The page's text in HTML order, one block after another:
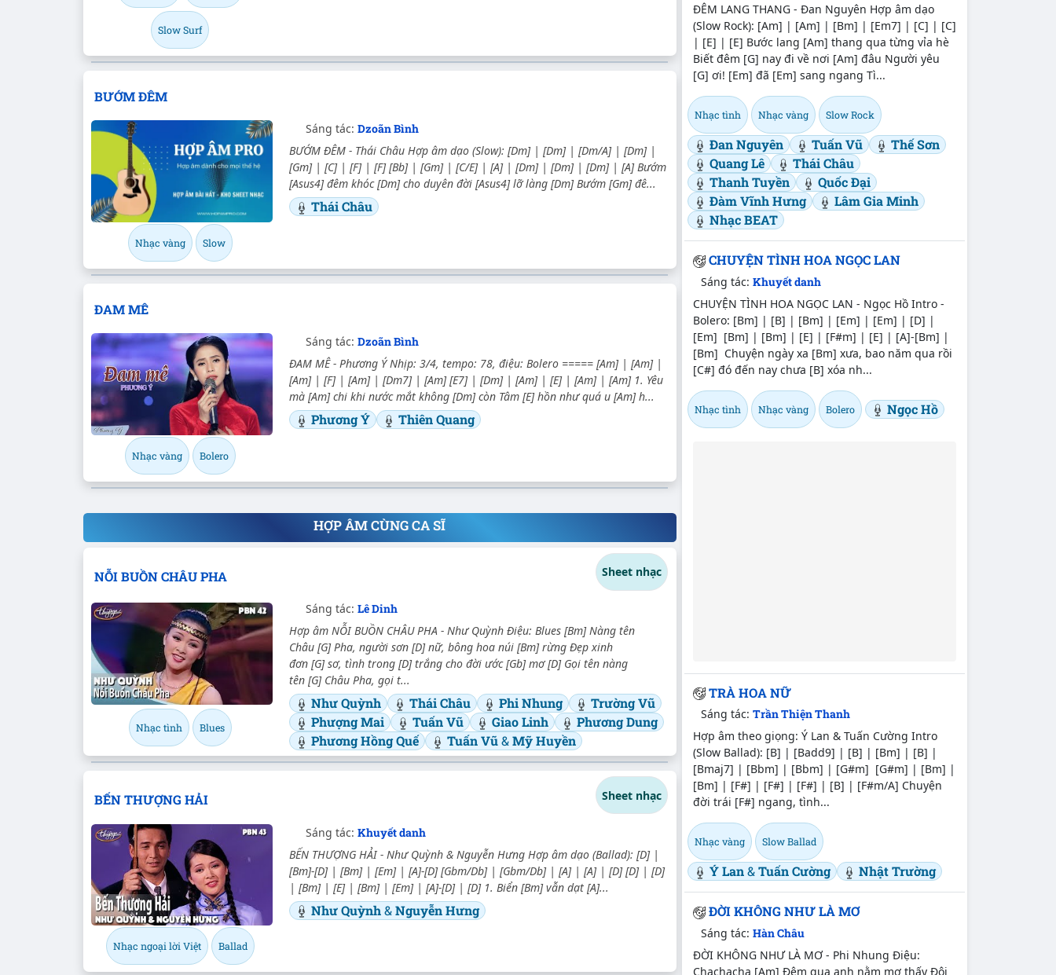
Slow Surf
BƯỚM ĐÊM
Nhạc vàng Slow
Sáng tác: Dzoãn Bình
BƯỚM ĐÊM - Thái Châu Hợp âm dạo (Slow): [Dm] | [Dm] | [Dm/A] | [Dm] |
[Gm] | [C] | [F] | [F] [Bb] | [Gm] | [C/E] | [A] | [Dm] | [Dm] | [Dm] | [A] Bướm
[Asus4] đêm khóc [Dm] cho duyên đời [Asus4] lỡ làng [Dm] Bướm [Gm] đê...
Thái Châu
ĐAM MÊ
Nhạc vàng Bolero
Sáng tác: Dzoãn Bình
ĐAM MÊ - Phương Ý Nhịp: 3/4, tempo: 78, điệu: Bolero ===== [Am] | [Am] |
[Am] | [F] | [Am] | [Dm7] | [Am] [E7] | [Dm] | [Am] | [E] | [Am] | [Am] 1. Yêu
mà [Am] chi khi nước mắt không [Dm] còn Tâm [E] hồn như quá u [Am] h...
Phương Ý Thiên Quang
HỢP ÂM CÙNG CA SĨ
NỖI BUỒN CHÂU PHA Sheet nhạc
Nhạc tình Blues
Sáng tác: Lê Dinh
Hợp âm NỖI BUỒN CHÂU PHA - Như Quỳnh Điệu: Blues [Bm] Nàng tên
Châu [G] Pha, người sơn [D] nữ, bông hoa núi [Bm] rừng Đẹp xinh
đơn [G] sơ, tình trong [D] trắng cho đời ước [Gb] mơ [D] Gọi tên nàng
tên [G] Châu Pha, gọi t...
Như Quỳnh Thái Châu Phi Nhung
Trường Vũ
Phượng Mai
Tuấn Vũ Giao Linh
Phương Dung
Phương Hồng Quế
Tuấn Vũ&Mỹ Huyền
BẾN THƯỢNG HẢI Sheet nhạc
Nhạc ngoại lời Việt Ballad
Sáng tác: Khuyết danh
BẾN THƯỢNG HẢI - Như Quỳnh & Nguyễn Hưng Hợp âm dạo (Ballad): [D] |
[Bm]-[D] | [Bm] | [Em] | [A]-[D] [Gbm/Db] | [Gbm/Db] | [A] | [A] | [D] [D] | [D]
| [Bm] | [E] | [Bm] | [Em] | [A]-[D] | [D] 1. Biển [Bm] vẫn dạt [A]...
Như Quỳnh&Nguyễn Hưng
ĐÊM LANG THANG - Đan Nguyên Hợp âm dạo
(Slow Rock): [Am] | [Am] | [Bm] | [Em7] | [C] | [C]
| [E] | [E] Bước lang [Am] thang qua từng vỉa hè
Biết đêm [G] nay đi về nơi [Am] đâu Người yêu
[G] ơi! [Em] đã [Em] sang ngang Tì...
Nhạc tình Nhạc vàng Slow Rock
Đan Nguyên Tuấn Vũ
Thế Sơn
Quang Lê
Thái Châu
Thanh Tuyền
Quốc Đại
Đàm Vĩnh Hưng
Lâm Gia Minh
Nhạc BEAT
CHUYỆN TÌNH HOA NGỌC LAN
Sáng tác:Khuyết danh
CHUYỆN TÌNH HOA NGỌC LAN - Ngọc Hồ Intro -
Bolero: [Bm] | [B] | [Bm] | [Em] | [Em] | [D] |
[Em] [Bm] | [Bm] | [E] | [F#m] | [E] | [A]-[Bm] |
[Bm] Chuyện ngày xa [Bm] xưa, bao năm qua rồi
[C#] đó đến nay chưa [B] xóa nh...
Nhạc tình Nhạc vàng Bolero Ngọc Hồ
TRÀ HOA NỮ
Sáng tác:Trần Thiện Thanh
Hợp âm theo giọng: Ý Lan & Tuấn Cường Intro
(Slow Ballad): [B] | [Badd9] | [B] | [Bm] | [B] |
[Bmaj7] | [Bbm] | [Bbm] | [G#m] [G#m] | [Bm] |
[Bm] | [F#] | [F#] | [F#] | [B] | [F#m/A] Chuyện
đời trái [F#] ngang, tình...
Nhạc vàng Slow Ballad
Ý Lan&Tuấn Cường Nhật Trường
ĐỜI KHÔNG NHƯ LÀ MƠ
Sáng tác:Hàn Châu
ĐỜI KHÔNG NHƯ LÀ MƠ - Phi Nhung Điệu:
Chachacha [Am] Đêm qua anh nằm mơ thấy Đôi